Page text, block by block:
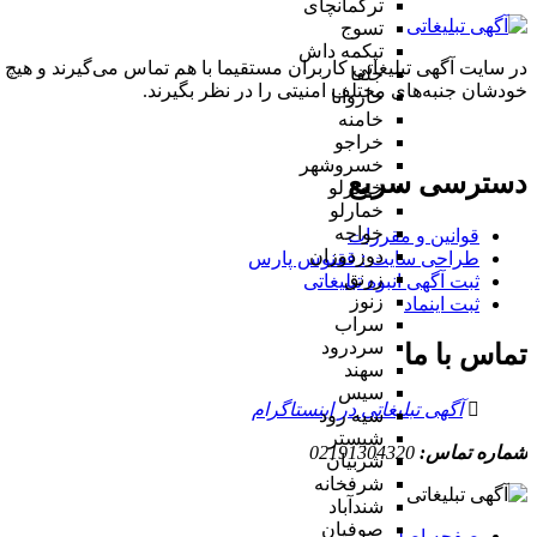
ترکمانچای
تسوج
تیکمه داش
جلفا
خاروانا
خامنه
خراجو
خسروشهر
خضرلو
خمارلو
خواجه
دوزدوزان
زرنق
زنوز
سراب
سردرود
سهند
سیس
سیه رود
شبستر
شربیان
شرفخانه
شندآباد
صوفیان
در سایت آگهی تبلیغاتی کاربران مستقیما با هم تماس می‌گیرند و
خودشان جنبه‌های مختلف امنیتی را در نظر بگیرند.
دسترسی سریع
قوانین و مقررات
طراحی سایت : ققنوس پارس
ثبت آگهی انبوه تبلیغاتی
ثبت اینماد
تماس با ما
آگهی تبلیغاتی در اینستاگرام
شماره تماس: 02191304320